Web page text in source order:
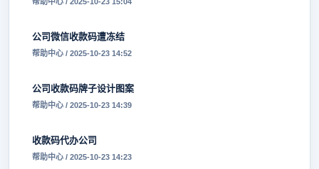
公司微信收款码遭冻结
帮助中心 / 2025-10-23 14:52
公司收款码牌子设计图案
帮助中心 / 2025-10-23 14:39
收款码代办公司
帮助中心 / 2025-10-23 14:23